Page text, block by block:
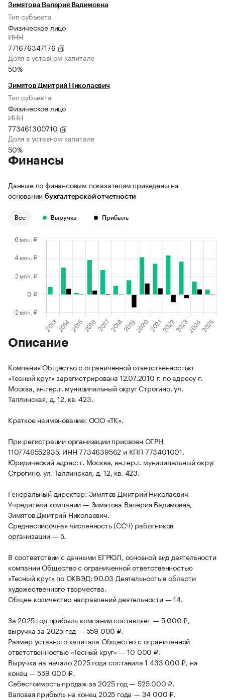
Зимятова Валерия Вадимовна
Тип субъекта
Физическое лицо
ИНН
771676347176
Доля в уставном капитале
50%
Зимятов Дмитрий Николаевич
Тип субъекта
Физическое лицо
ИНН
773461300710
Доля в уставном капитале
50%
Финансы
Данные по финансовым показателям приведены на
основании бухгалтерской отчетности
Все Выручка Прибыль
Описание
Компания Общество с ограниченной ответственностью
«Тесный круг» зарегистрирована 12.07.2010 г. по адресу г.
Москва, вн.тер.г. муниципальный округ Строгино, ул.
Таллинская, д. 12, кв. 423.
Краткое наименование: ООО «ТК».
При регистрации организации присвоен ОГРН
1107746552935, ИНН 7734639562 и КПП 773401001.
Юридический адрес: г. Москва, вн.тер.г. муниципальный округ
Строгино, ул. Таллинская, д. 12, кв. 423.
Генеральный директор: Зимятов Дмитрий Николаевич
Учредители компании — Зимятова Валерия Вадимовна,
Зимятов Дмитрий Николаевич.
Среднесписочная численность (ССЧ) работников
организации — 5.
В соответствии с данными ЕГРЮЛ, основной вид деятельности
компании Общество с ограниченной ответственностью
«Тесный круг» по ОКВЭД: 90.03 Деятельность в области
художественного творчества.
Общее количество направлений деятельности — 14.
За 2025 год прибыль компании составляет — 5 000 ₽,
выручка за 2025 год — 559 000 ₽.
Размер уставного капитала Общество с ограниченной
ответственностью «Тесный круг» — 10 000 ₽.
Выручка на начало 2025 года составила 1 433 000 ₽, на
конец — 559 000 ₽.
Себестоимость продаж за 2025 год — 525 000 ₽.
Валовая прибыль на конец 2025 года — 34 000 ₽.